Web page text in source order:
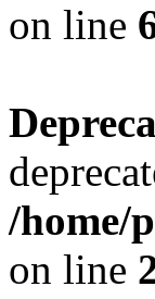
on line
/home/
on line